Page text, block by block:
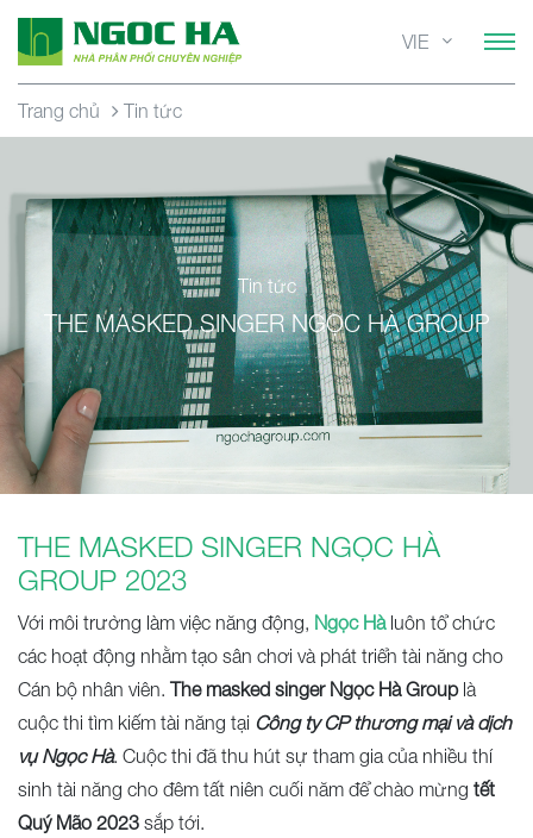
VIE
Trang chủ Tin tức
Tin tức
THE MASKED SINGER NGỌC HÀ GROUP
THE MASKED SINGER NGỌC HÀ
GROUP 2023
Với môi trường làm việc năng động, Ngọc Hàluôn tổ chức
các hoạt động nhằm tạo sân chơi và phát triển tài năng cho
Cán bộ nhân viên. The masked singer Ngọc Hà Grouplà
cuộc thi tìm kiếm tài năng tại Công ty CP thương mại và dịch
vụ Ngọc Hà. Cuộc thi đã thu hút sự tham gia của nhiều thí
sinh tài năng cho đêm tất niên cuối năm để chào mừng tết
Quý Mão 2023 sắp tới.